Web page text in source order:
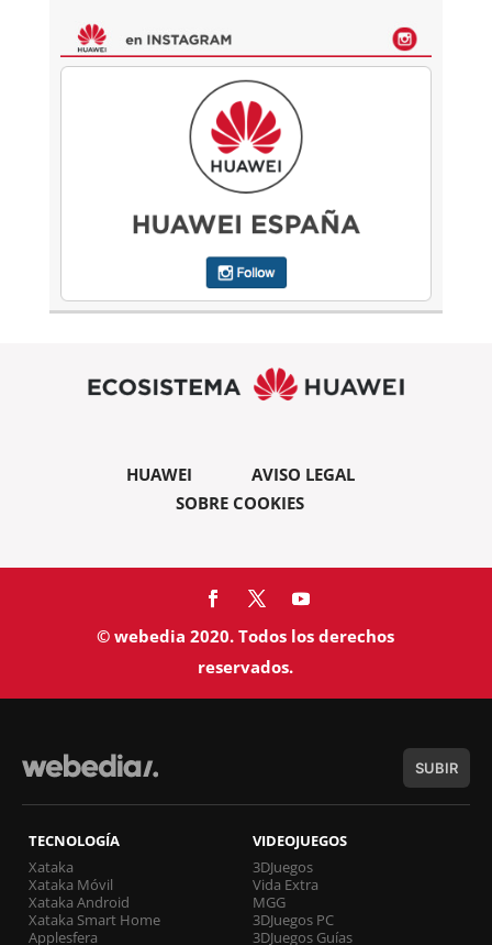
HUAWEI
AVISO LEGAL
SOBRE COOKIES
© webedia 2020. Todos los derechos
reservados.
SUBIR
TECNOLOGÍA
Xataka
Xataka Móvil
Xataka Android
Xataka Smart Home
Applesfera
VIDEOJUEGOS
3DJuegos
Vida Extra
MGG
3DJuegos PC
3DJuegos Guías